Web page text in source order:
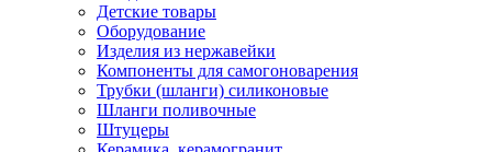
Детские товары
Оборудование
Изделия из нержавейки
Компоненты для самогоноварения
Трубки (шланги) силиконовые
Шланги поливочные
Штуцеры